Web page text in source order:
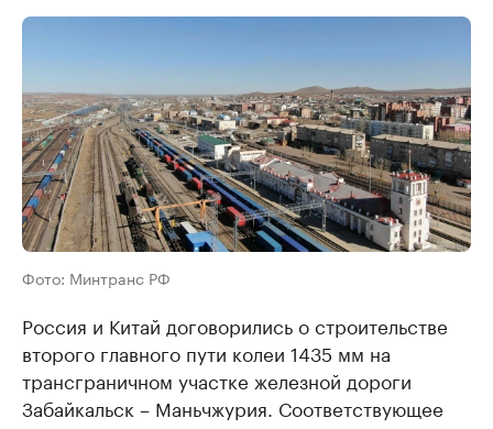
Фото: Минтранс РФ
Россия и Китай договорились о строительстве
второго главного пути колеи 1435 мм на
трансграничном участке железной дороги
Забайкальск – Маньчжурия. Соответствующее